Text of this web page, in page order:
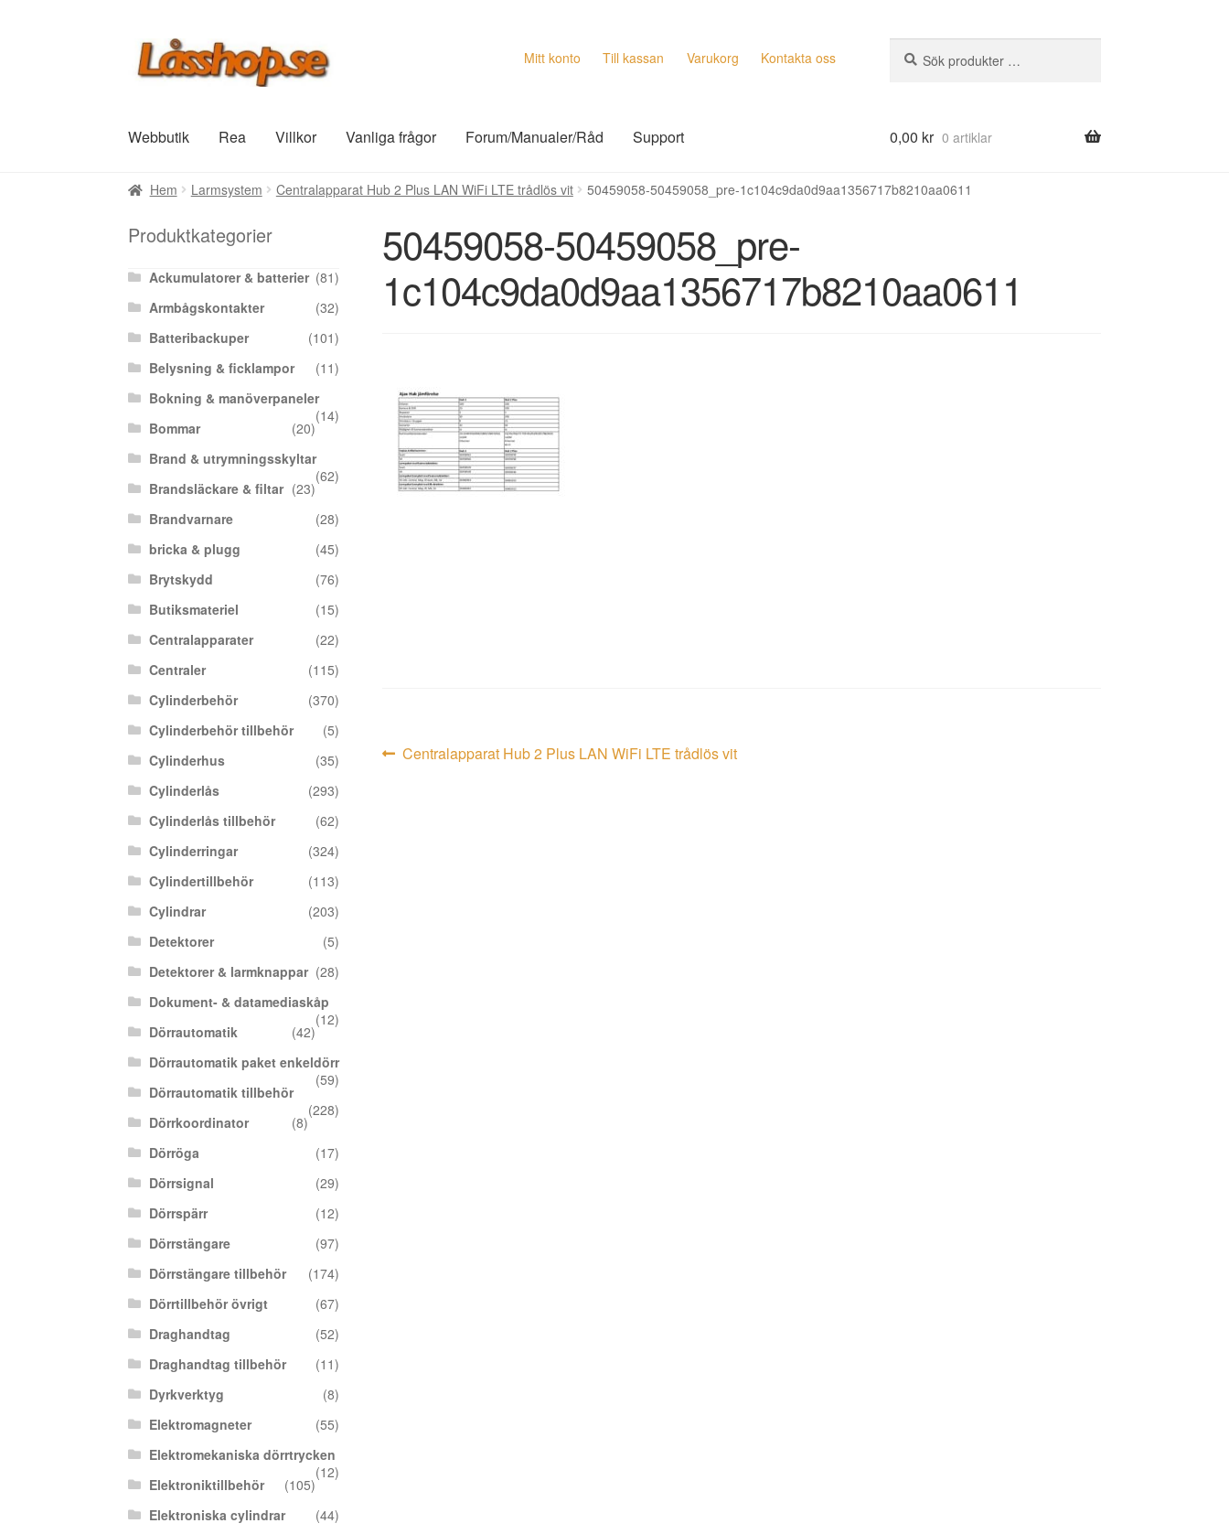
Hoppa
till
Hoppa
till
Mitt konto Till kassan Varukorg Kontakta oss
efter:
Webbutik Rea Villkor Vanliga frågor Forum/Manualer/Råd Support 0,00 kr 0 artiklar
Hem Larmsystem Centralapparat Hub 2 Plus LAN WiFi LTE trådlös vit 50459058-50459058_pre-1c104c9da0d9aa1356717b8210aa0611
50459058-50459058_pre-
1c104c9da0d9aa1356717b8210aa0611
Inläggsnavigering
Föregående
Centralapparat Hub 2 Plus LAN WiFi LTE trådlös vit
Produktkategorier
Ackumulatorer & batterier (81)
Armbågskontakter
(32)
Batteribackuper
(101)
Belysning & ficklampor
(11)
Bokning & manöverpaneler
(14)
Bommar
(20)
Brand & utrymningsskyltar
(62)
Brandsläckare & filtar (23)
Brandvarnare
(28)
bricka & plugg
(45)
Brytskydd
(76)
Butiksmateriel
(15)
Centralapparater
(22)
Centraler
(115)
Cylinderbehör
(370)
Cylinderbehör tillbehör
(5)
Cylinderhus
(35)
Cylinderlås
(293)
Cylinderlås tillbehör
(62)
Cylinderringar
(324)
Cylindertillbehör
(113)
Cylindrar
(203)
Detektorer
(5)
Detektorer & larmknappar (28)
Dokument- & datamediaskåp
(12)
Dörrautomatik
(42)
Dörrautomatik paket enkeldörr
(59)
Dörrautomatik tillbehör
(228)
Dörrkoordinator
(8)
Dörröga
(17)
Dörrsignal
(29)
Dörrspärr
(12)
Dörrstängare
(97)
Dörrstängare tillbehör
(174)
Dörrtillbehör övrigt
(67)
Draghandtag
(52)
Draghandtag tillbehör
(11)
Dyrkverktyg
(8)
Elektromagneter
(55)
Elektromekaniska dörrtrycken
(12)
Elektroniktillbehör
(105)
Elektroniska cylindrar
(44)